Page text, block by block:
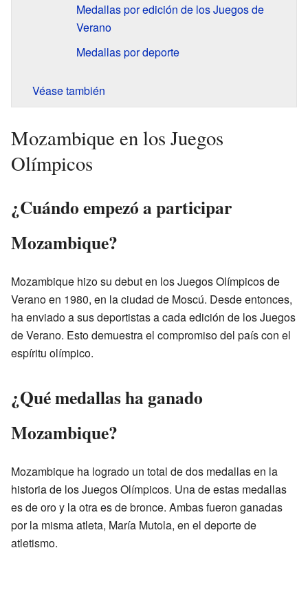
Medallas por edición de los Juegos de
Verano
Medallas por deporte
Véase también
Mozambique en los Juegos
Olímpicos
¿Cuándo empezó a participar
Mozambique?
Mozambique hizo su debut en los Juegos Olímpicos de
Verano en 1980, en la ciudad de Moscú. Desde entonces,
ha enviado a sus deportistas a cada edición de los Juegos
de Verano. Esto demuestra el compromiso del país con el
espíritu olímpico.
¿Qué medallas ha ganado
Mozambique?
Mozambique ha logrado un total de dos medallas en la
historia de los Juegos Olímpicos. Una de estas medallas
es de oro y la otra es de bronce. Ambas fueron ganadas
por la misma atleta, María Mutola, en el deporte de
atletismo.